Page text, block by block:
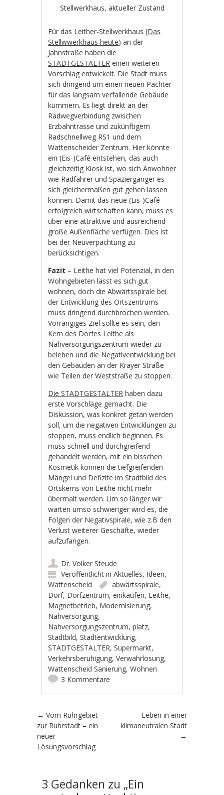
Stellwerkhaus, aktueller Zustand
Für das Leither-Stellwerkhaus (Das
Stellwwerkhaus heute) an der
Jahnstraße habendie
STADTGESTALTER einen weiteren
Vorschlag entwickelt. Die Stadt muss
sich dringend um einen neuen Pächter
für das langsam verfallende Gebäude
kümmern. Es liegt direkt an der
Radwegverbindung zwischen
Erzbahntrasse und zukünftigem
Radschnellweg RS1 und dem
Wattenscheider Zentrum. Hier könnte
ein (Eis-)Café entstehen, das auch
gleichzeitig Kiosk ist, wo sich Anwohner
wie Radfahrer und Spaziergänger es
sich gleichermaßen gut gehen lassen
können. Damit das neue (Eis-)Café
erfolgreich wirtschaften kann, muss es
über eine attraktive und ausreichend
große Außenfläche verfügen. Dies ist
bei der Neuverpachtung zu
berücksichtigen.
Fazit – Leithe hat viel Potenzial, in den
Wohngebieten lässt es sich gut
wohnen, doch die Abwärtsspirale bei
der Entwicklung des Ortszentrums
muss dringend durchbrochen werden.
Vorrangiges Ziel sollte es sein, den
Kern des Dorfes Leithe als
Nahversorgungszentrum wieder zu
beleben und die Negativentwicklung bei
den Gebäuden an der Krayer Straße
wie Teilen der Weststraße zu stoppen.
Die STADTGESTALTER haben dazu
erste Vorschläge gemacht. Die
Diskussion, was konkret getan werden
soll, um die negativen Entwicklungen zu
stoppen, muss endlich beginnen. Es
muss schnell und durchgreifend
gehandelt werden, mit ein bisschen
Kosmetik können die tiefgreifenden
Mängel und Defizite im Stadtbild des
Ortskerns von Leithe nicht mehr
übermalt werden. Um so länger wir
warten umso schwieriger wird es, die
Folgen der Negativspirale, wie z.B den
Verlust weiterer Geschäfte, wieder
aufzufangen.
Dr. Volker Steude
Veröffentlicht inAktuelles, Ideen,
Wattenscheid
abwärtsspirale,
Dorf, Dorfzentrum,einkaufen, Leithe,
Magnetbetrieb, Modernisierung,
Nahversorgung,
Nahversorgungszentrum,platz,
Stadtbild,Stadtentwicklung,
STADTGESTALTER,Supermarkt,
Verkehrsberuhigung,Verwahrlosung,
Wattenscheid Sanierung,Wohnen
3 Kommentare
Artikel-Navigation
← Vom Ruhrgebiet
zur Ruhrstadt – ein
neuer
Lösungsvorschlag
Leben in einer
klimaneutralen Stadt
→
3 Gedanken zu „Ein